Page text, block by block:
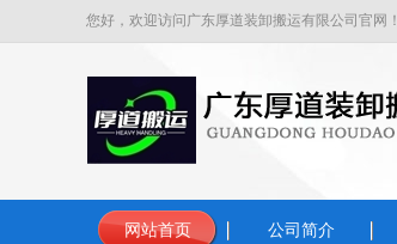
您好，欢迎访问广东厚道装卸搬运有限公司官网！
网站首页 公司简介